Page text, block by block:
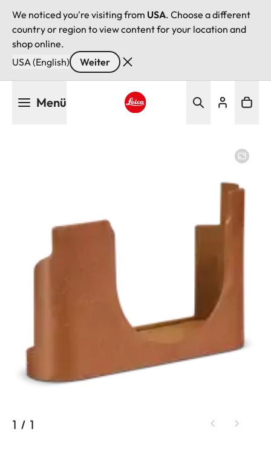
We noticed you're visiting from USA. Choose a different
country or region to view content for your location and
shop online.
USA (English)
Weiter
Menü
1 / 1